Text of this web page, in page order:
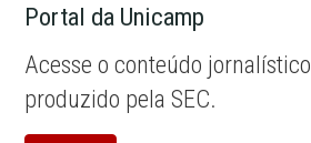
Portal da Unicamp
Acesse o conteúdo jornalístico
produzido pela SEC.